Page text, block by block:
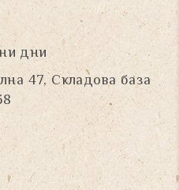
дни
47, Складова база